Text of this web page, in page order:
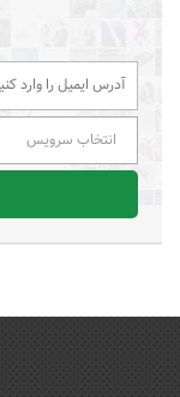
انتخاب سرویس